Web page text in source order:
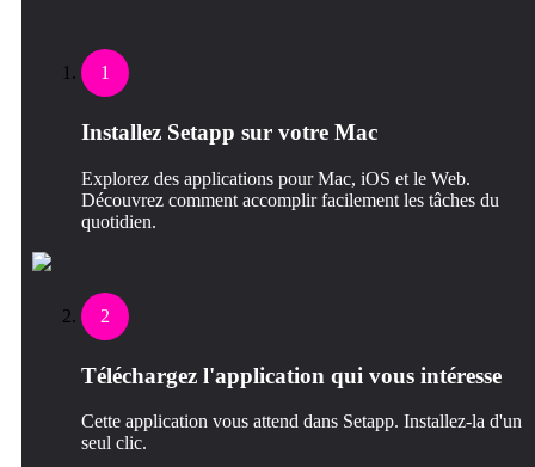
1
Installez Setapp sur votre Mac
Explorez des applications pour Mac, iOS et le Web.
Découvrez comment accomplir facilement les tâches du
quotidien.
2
Téléchargez l'application qui vous intéresse
Cette application vous attend dans Setapp. Installez-la d'un
seul clic.